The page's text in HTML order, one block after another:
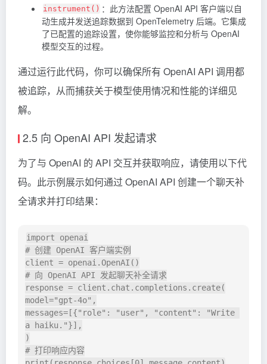
instrument() ：此方法配置 OpenAI API 客户端以自
动生成并发送追踪数据到 OpenTelemetry 后端。它集成
了已配置的追踪设置，使你能够监控和分析与 OpenAI
模型交互的过程。
通过运行此代码，你可以确保所有 OpenAI API 调用都
被追踪，从而捕获关于模型使用情况和性能的详细见
解。
2.5 向 OpenAI API 发起请求
为了与 OpenAI 的 API 交互并获取响应，请使用以下代
码。此示例展示如何通过 OpenAI API 创建一个聊天补
全请求并打印结果：
import openai
# 创建 OpenAI 客户端实例
client = openai.OpenAI()
# 向 OpenAI API 发起聊天补全请求
response = client.chat.completions.create(
model="gpt-4o",
messages=[{"role": "user", "content": "Write
a haiku."}],
)
# 打印响应内容